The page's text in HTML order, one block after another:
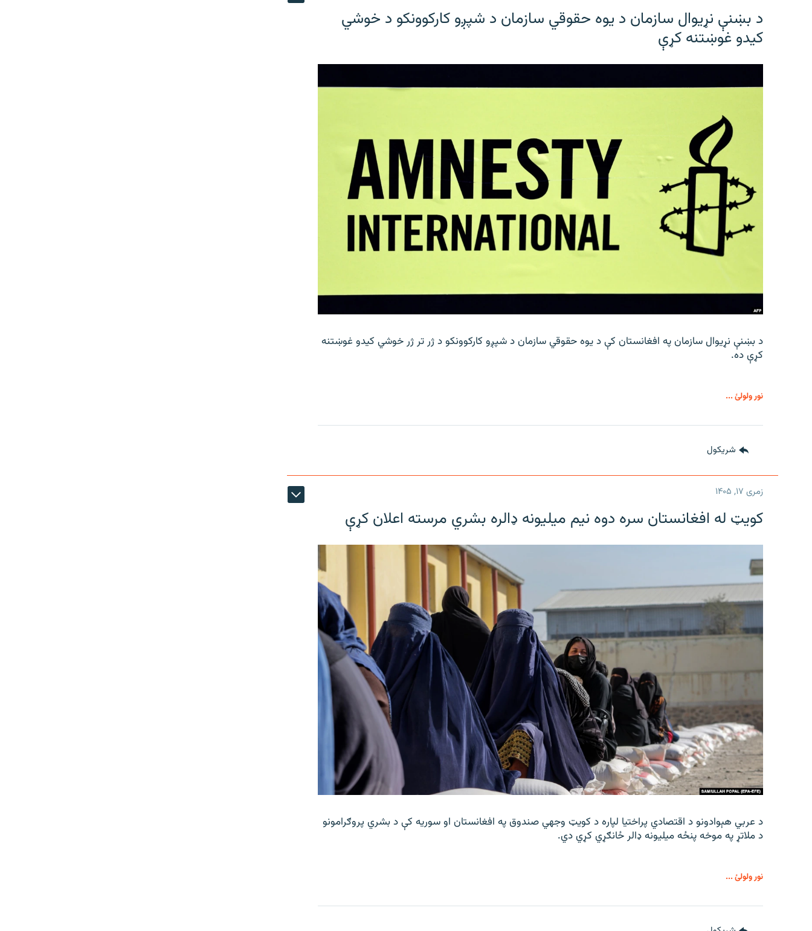
د بښنې نړیوال سازمان د یوه حقوقي سازمان د شپږو کارکوونکو د خوشي
کیدو غوښتنه کړې
د بښنې نړیوال سازمان په افغانستان کې د یوه حقوقي سازمان د شپږو کارکوونکو د ژر تر ژر خوشي کیدو غوښتنه
کړې ده.
نور ولولئ ...
شريکول
زمری ۱۷, ۱۴۰۵
کویټ له افغانستان سره دوه نیم میلیونه ډالره بشري مرسته اعلان کړې
د عربي هېوادونو د اقتصادي پراختیا لپاره د کویټ وجهي صندوق په افغانستان او سوریه کې د بشري پروګرامونو
د ملاتړ په موخه پنځه میلیونه ډالر ځانګړي کړي دي.
نور ولولئ ...